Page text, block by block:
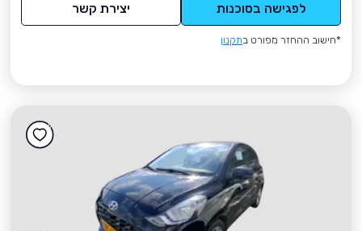
לפגישה בסוכנות יצירת קשר
*חישוב ההחזר מפורט בתקנון